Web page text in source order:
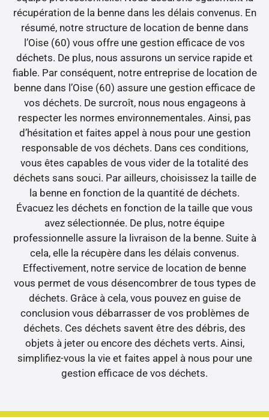
récupération de la benne dans les délais convenus. En
résumé, notre structure de location de benne dans
l’Oise (60) vous offre une gestion efficace de vos
déchets. De plus, nous assurons un service rapide et
fiable. Par conséquent, notre entreprise de location de
benne dans l’Oise (60) assure une gestion efficace de
vos déchets. De surcroît, nous nous engageons à
respecter les normes environnementales. Ainsi, pas
d’hésitation et faites appel à nous pour une gestion
responsable de vos déchets. Dans ces conditions,
vous êtes capables de vous vider de la totalité des
déchets sans souci. Par ailleurs, choisissez la taille de
la benne en fonction de la quantité de déchets.
Évacuez les déchets en fonction de la taille que vous
avez sélectionnée. De plus, notre équipe
professionnelle assure la livraison de la benne. Suite à
cela, elle la récupère dans les délais convenus.
Effectivement, notre service de location de benne
vous permet de vous désencombrer de tous types de
déchets. Grâce à cela, vous pouvez en guise de
conclusion vous débarrasser de vos problèmes de
déchets. Ces déchets savent être des débris, des
objets à jeter ou encore des déchets verts. Ainsi,
simplifiez-vous la vie et faites appel à nous pour une
gestion efficace de vos déchets.